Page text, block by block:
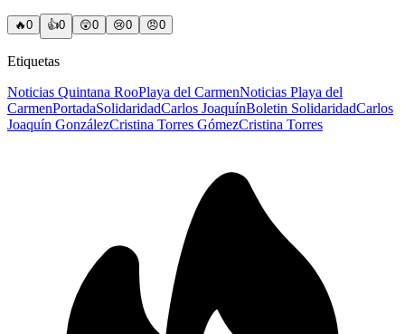
🔥0 👍0 😲0 😢0 😠0
Etiquetas
Noticias Quintana RooPlaya del CarmenNoticias Playa del
CarmenPortadaSolidaridadCarlos JoaquínBoletin SolidaridadCarlos
Joaquín GonzálezCristina Torres GómezCristina Torres